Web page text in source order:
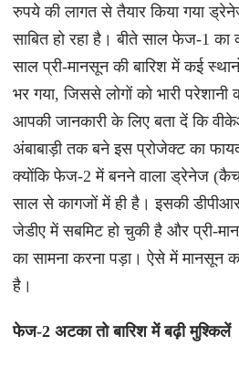
रुपये की लागत से तैयार किया गया
साबित हो रहा है। बीते साल फेज-1 का
साल प्री-मानसून की बारिश में कई
भर गया, जिससे लोगों को भारी परेशानी
आपकी जानकारी के लिए बता दें कि
अंबाबाड़ी तक बने इस प्रोजेक्ट का
क्योंकि फेज-2 में बनने वाला ड्रेनेज
साल से कागजों में ही है। इसकी
जेडीए में सबमिट हो चुकी है और प्री-
का सामना करना पड़ा। ऐसे में मानसून
है।
फेज-2 अटका तो बारिश में बढ़ी मुश्किलें